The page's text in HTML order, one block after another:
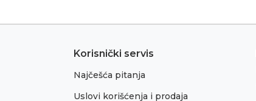
Korisnički servis
Najčešća pitanja
Uslovi korišćenja i prodaja